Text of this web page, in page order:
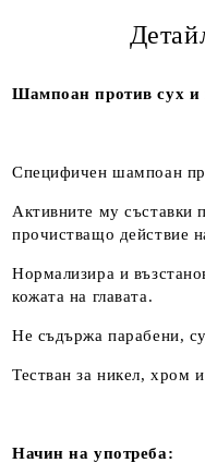
Шампоан против сух и
Специфичен шампоан
Активните му съставки
прочистващо действие
Нормализира и
кожата на главата.
Не съдържа парабени,
Тестван за никел, хром и
Начин на употреба: